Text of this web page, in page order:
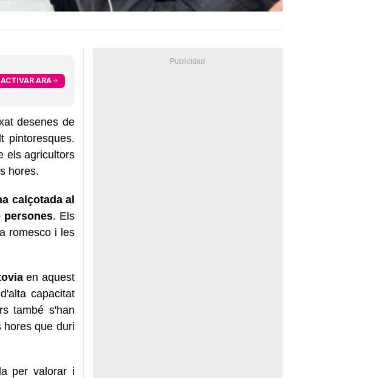
ACTIVAR ARA
desenes de
pintoresques.
els agricultors
hores.
calçotada al
persones. Els
romesco i les
en aquest
capacitat
també s'han
que duri
per valorar i